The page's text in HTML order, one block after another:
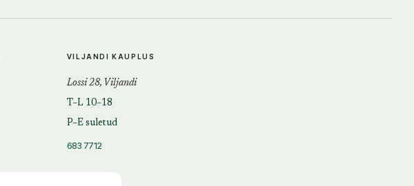
VILJANDI KAUPLUS
Lossi 28, Viljandi
T–L 10–18
P–E suletud
683 7712